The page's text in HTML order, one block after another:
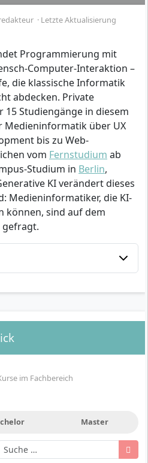
· Letzte Aktualisierung
Programmierung mit
Computer-Interaktion –
die klassische Informatik
abdecken. Private
15 Studiengänge in diesem
Medieninformatik über UX
bis zu Web-
vom Fernstudium ab
Studium in Berlin,
KI verändert dieses
Medieninformatiker, die KI-
können, sind auf dem
im Fachbereich
Master